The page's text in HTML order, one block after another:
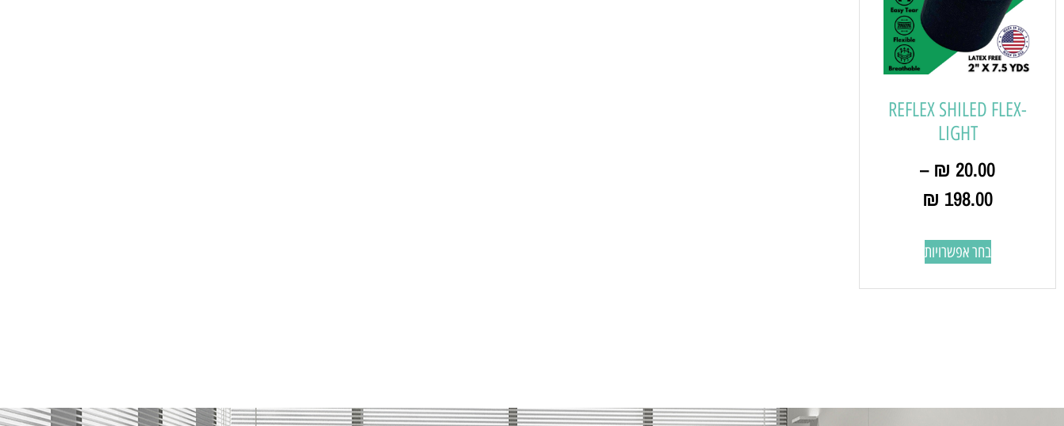
REFLEX SHILED FLEX-
LIGHT
₪ 20.00
–
₪ 198.00
בחר אפשרויות